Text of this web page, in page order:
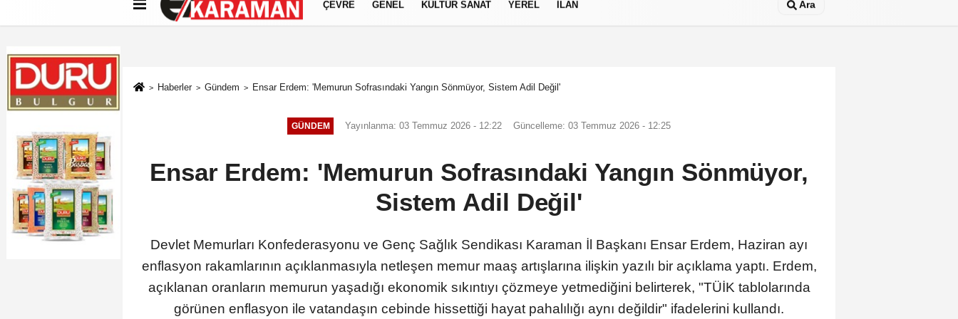
Künye İletişim Çerez Politikası Gizlilik İlkeleri
ÇEVRE GENEL KÜLTÜR SANAT YEREL İLAN Ara
Haberler Gündem Ensar Erdem: 'Memurun Sofrasındaki Yangın Sönmüyor, Sistem Adil Değil'
GÜNDEM Yayınlanma: 03 Temmuz 2026 - 12:22 Güncelleme: 03 Temmuz 2026 - 12:25
Ensar Erdem: 'Memurun Sofrasındaki Yangın Sönmüyor,
Sistem Adil Değil'
Devlet Memurları Konfederasyonu ve Genç Sağlık Sendikası Karaman İl Başkanı Ensar Erdem, Haziran ayı
enflasyon rakamlarının açıklanmasıyla netleşen memur maaş artışlarına ilişkin yazılı bir açıklama yaptı. Erdem,
açıklanan oranların memurun yaşadığı ekonomik sıkıntıyı çözmeye yetmediğini belirterek, "TÜİK tablolarında
görünen enflasyon ile vatandaşın cebinde hissettiği hayat pahalılığı aynı değildir" ifadelerini kullandı.